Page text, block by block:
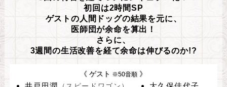
初回は2時間SP
ゲストの人間ドッグの結果を元に、
医師団が余命を算出！
さらに、
3週間の生活改善を経て余命は伸びるのか!?
《 ゲスト ※50音順 》